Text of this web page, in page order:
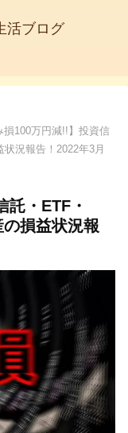
活ブログ
損100万円減!!】投資信
況報告！2022年3月
託・ETF・
損益状況報